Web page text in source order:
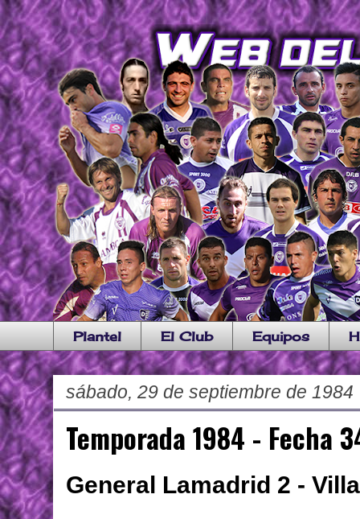
Plantel El Club Equipos
sábado, 29 de septiembre de 1984
Temporada 1984 - Fecha
General Lamadrid 2 -